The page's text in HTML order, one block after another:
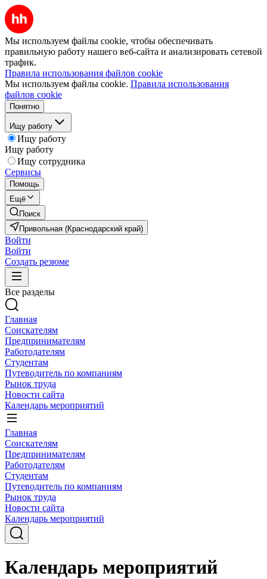
Мы используем файлы cookie, чтобы обеспечивать
правильную работу нашего веб-сайта и анализировать сетевой
трафик.
Правила использования файлов cookie
Мы используем файлы cookie. Правила использования
файлов cookie
Понятно
Ищу работу
Ищу работу
Ищу работу
Ищу сотрудника
Сервисы
Помощь
Ещё
Поиск
Привольная (Краснодарский край)
Войти
Войти
Создать резюме
Все разделы
Главная
Соискателям
Предпринимателям
Работодателям
Студентам
Путеводитель по компаниям
Рынок труда
Новости сайта
Календарь мероприятий
Главная
Соискателям
Предпринимателям
Работодателям
Студентам
Путеводитель по компаниям
Рынок труда
Новости сайта
Календарь мероприятий
Календарь мероприятий